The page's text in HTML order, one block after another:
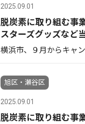
2025.09.01
脱炭素に取り組む事
スターズグッズなど
横浜市、９月からキャ
旭区・瀬谷区
2025.09.01
脱炭素に取り組む事